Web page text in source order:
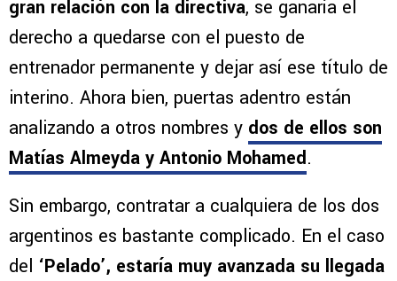
gran relación con la directiva, se ganaría el
derecho a quedarse con el puesto de
entrenador permanente y dejar así ese título de
interino. Ahora bien, puertas adentro están
analizando a otros nombres y dos de ellos son
Matías Almeyda y Antonio Mohamed.
Sin embargo, contratar a cualquiera de los dos
argentinos es bastante complicado. En el caso
del ‘Pelado’, estaría muy avanzada su llegada